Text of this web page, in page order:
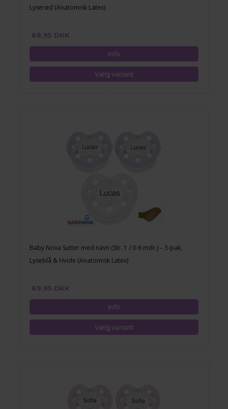
Lyserød (Anatomisk Latex)
69,95 DKK
Baby Nova Sutter med navn (Str. 1 / 0-6 mdr.) – 3-pak,
Lyseblå & Hvide (Anatomisk Latex)
69,95 DKK